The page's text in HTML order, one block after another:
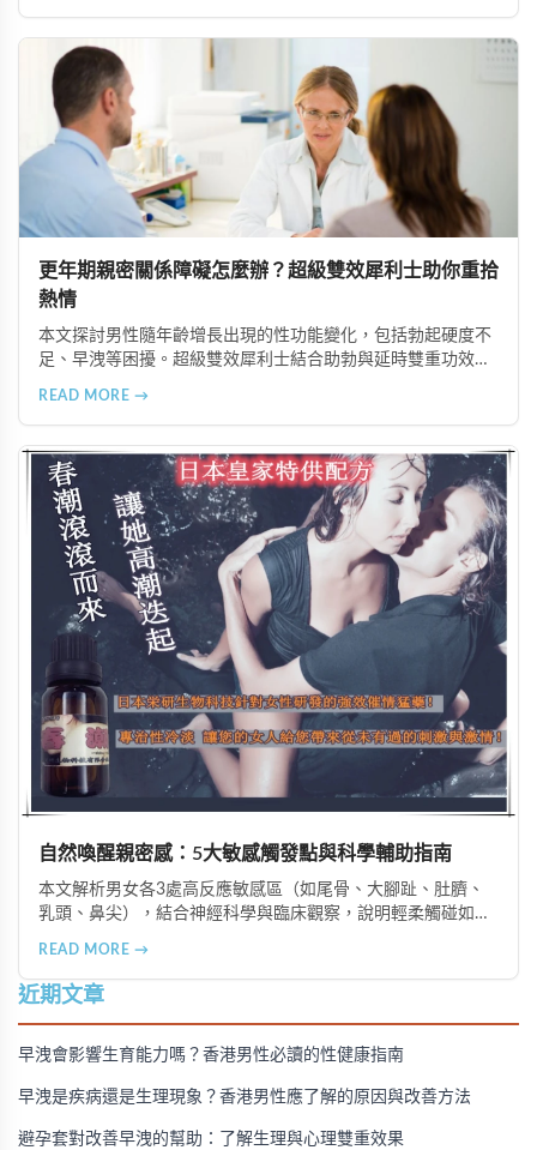
更年期親密關係障礙怎麼辦？超級雙效犀利士助你重拾
熱情
本文探討男性隨年齡增長出現的性功能變化，包括勃起硬度不
足、早洩等困擾。超級雙效犀利士結合助勃與延時雙重功效，
READ MORE →
自然喚醒親密感：5大敏感觸發點與科學輔助指南
本文解析男女各3處高反應敏感區（如尾骨、大腳趾、肚臍、
乳頭、鼻尖），結合神經科學與臨床觀察，說明輕柔觸碰如何
隱密、高品質的成人健康支持。
READ MORE →
近期文章
早洩會影響生育能力嗎？香港男性必讀的性健康指南
早洩是疾病還是生理現象？香港男性應了解的原因與改善方法
避孕套對改善早洩的幫助：了解生理與心理雙重效果